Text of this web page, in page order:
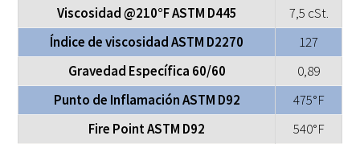
Viscosidad @210°F ASTM D445
7,5 cSt.
Índice de viscosidad ASTM D2270
127
Gravedad Específica 60/60
0,89
Punto de Inflamación ASTM D92
475°F
Fire Point ASTM D92
540°F